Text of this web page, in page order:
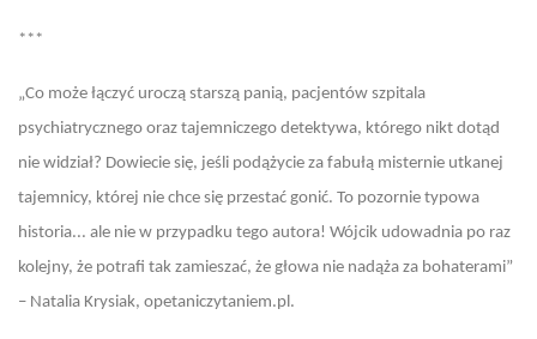
***
„Co może łączyć uroczą starszą panią, pacjentów szpitala
psychiatrycznego oraz tajemniczego detektywa, którego nikt dotąd
nie widział? Dowiecie się, jeśli podążycie za fabułą misternie utkanej
tajemnicy, której nie chce się przestać gonić. To pozornie typowa
historia... ale nie w przypadku tego autora! Wójcik udowadnia po raz
kolejny, że potrafi tak zamieszać, że głowa nie nadąża za bohaterami”
– Natalia Krysiak, opetaniczytaniem.pl.